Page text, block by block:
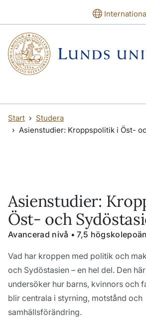
Start
Studera
Asienstudier: Kroppspolitik i Öst-
Asienstudier:
Öst- och
Avancerad nivå • 7,5
Vad har kroppen med politik och
och Sydöstasien – en hel del. Den
undersöker hur barns, kvinnors och
blir centrala i styrning, motstånd och
samhällsförändring.